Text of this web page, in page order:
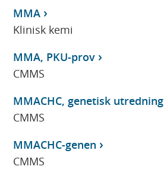
MMA
Klinisk kemi
MMA, PKU-prov
CMMS
MMACHC, genetisk utredning
CMMS
MMACHC-genen
CMMS